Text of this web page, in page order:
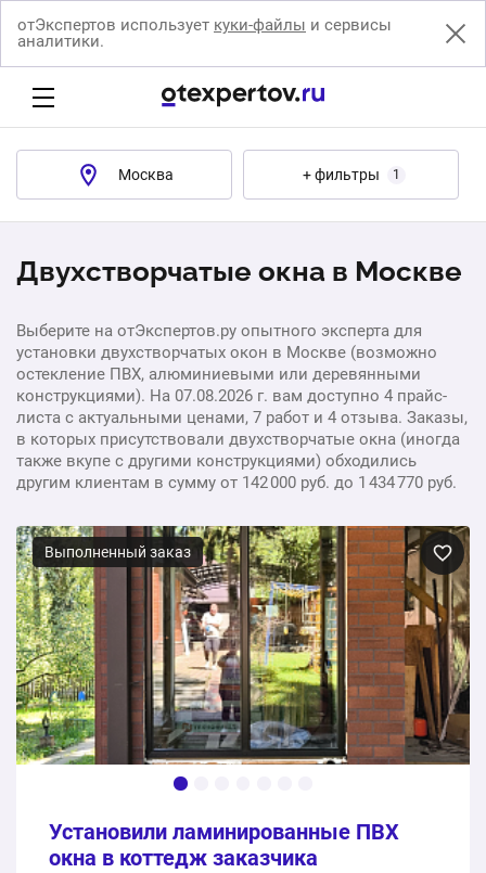
отЭкспертов использует куки-файлы и сервисы
аналитики.
Москва + фильтры 1
Двухстворчатые окна в Москве
Выберите на отЭкспертов.ру опытного эксперта для
установки двухстворчатых окон в Москве (возможно
остекление ПВХ, алюминиевыми или деревянными
конструкциями). На 07.08.2026 г. вам доступно 4 прайс-
листа с актуальными ценами, 7 работ и 4 отзыва. Заказы,
в которых присутствовали двухстворчатые окна (иногда
также вкупе с другими конструкциями) обходились
другим клиентам в сумму от 142 000 руб. до 1 434 770 руб.
Выполненный заказ
Установили ламинированные ПВХ
окна в коттедж заказчика